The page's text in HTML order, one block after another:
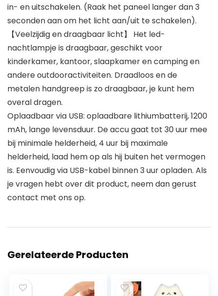
in- en uitschakelen. (Raak het paneel langer dan 3
seconden aan om het licht aan/uit te schakelen).
【Veelzijdig en draagbaar licht】 Het led-
nachtlampje is draagbaar, geschikt voor
kinderkamer, kantoor, slaapkamer en camping en
andere outdooractiviteiten. Draadloos en de
metalen handgreep is zo draagbaar, je kunt hem
overal dragen.
Oplaadbaar via USB: oplaadbare lithiumbatterij, 1200
mAh, lange levensduur. De accu gaat tot 30 uur mee
bij minimale helderheid, 4 uur bij maximale
helderheid, laad hem op als hij buiten het vermogen
is. Eenvoudig via USB-kabel binnen 3 uur opladen. Als
je vragen hebt over dit product, neem dan gerust
contact met ons op.
Gerelateerde Producten